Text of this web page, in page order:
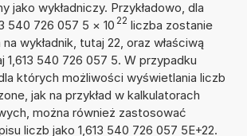
jako wykładniczy. Przykładowo, dla
540 726 057 5 × 10 22 liczba zostanie
wykładnik, tutaj 22, oraz właściwą
1,613 540 726 057 5. W przypadku
których możliwości wyświetlania liczb
jak na przykład w kalkulatorach
można również zastosować
liczb jako 1,613 540 726 057 5E+22.